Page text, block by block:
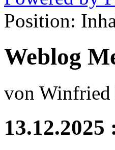
Position:
Weblog
von